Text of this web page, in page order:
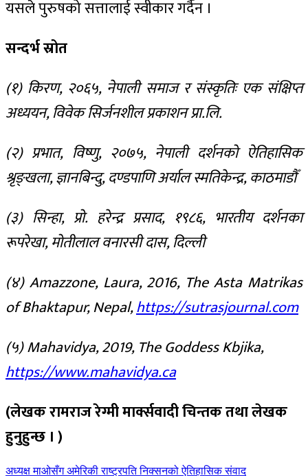
यसले पुरुषको सत्तालाई स्वीकार गर्दैन ।
सन्दर्भ स्रोत
(१) किरण, २०६५, नेपाली समाज र संस्कृतिः एक संक्षिप्त
अध्ययन, विवेक सिर्जनशील प्रकाशन प्रा.लि.
(२) प्रभात, विष्णु, २०७५, नेपाली दर्शनको ऐतिहासिक
श्रृङ्खला, ज्ञानबिन्दु, दण्डपाणि अर्याल स्मतिकेन्द्र, काठमाडौँ
(३) सिन्हा, प्रो. हरेन्द्र प्रसाद, १९८६, भारतीय दर्शनका
रूपरेखा, मोतीलाल वनारसी दास, दिल्ली
(४) Amazzone, Laura, 2016, The Asta Matrikas
of Bhaktapur, Nepal,https://sutrasjournal.com
(५) Mahavidya, 2019, The Goddess Kbjika,
https://www.mahavidya.ca
(लेखक रामराज रेग्मी मार्क्सवादी चिन्तक तथा लेखक
हुनुहुन्छ । )
पछिल्लाे
अध्यक्ष माओसँग अमेरिकी राष्ट्रपति निक्सनको ऐतिहासिक संवाद